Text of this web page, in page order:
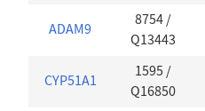
ADAM9
8754 /
Q13443
CYP51A1
1595 /
Q16850